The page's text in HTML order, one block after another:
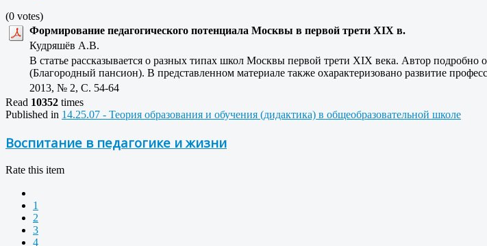
(0 votes)
Формирование педагогического потенциала Москвы в первой трети XIX в.
Кудряшёв А.В.
В статье рассказывается о разных типах школ Москвы первой трети XIX века. Автор подробно
(Благородный пансион). В представленном материале также охарактеризовано развитие
2013, № 2, C. 54-64
Read 10352 times
Published in 14.25.07 - Теория образования и обучения (дидактика) в общеобразовательной школе
Воспитание в педагогике и жизни
Rate this item
1
2
3
4